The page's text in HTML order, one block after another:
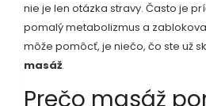
nie je len otázka stravy. Často je
pomalý metabolizmus a
môže pomôcť, je niečo, čo ste už
masáž.
Prečo masáž